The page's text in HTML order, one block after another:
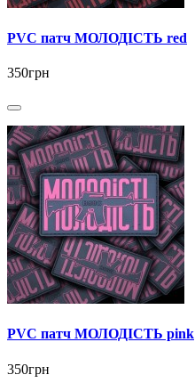
PVC патч МОЛОДІСТЬ red
350грн
PVC патч МОЛОДІСТЬ pink
350грн